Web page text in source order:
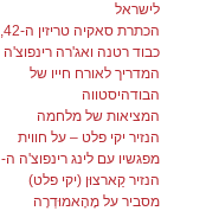
לישראל
הכתרת סאקיה טריזין ה-42,
כבוד רטנה ואג'רה רינפוצ'ה
המדריך לאורח חייו של
הבודהיסטווה
המציאות של מלחמה
הנזיר יקי פלט – על חווית
מפגשיו עם לינג רינפוצ'ה ה- 7
הנזיר קַארצוּן (יקי פלט)
מסביר על מָהָאמוּדְרָה